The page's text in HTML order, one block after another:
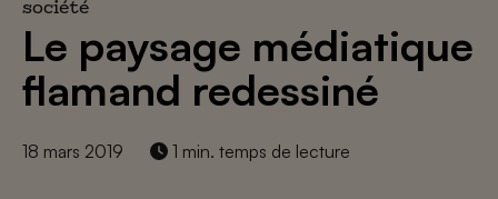
société
Le paysage médiatique
flamand redessiné
18 mars 2019 1 min. temps de lecture